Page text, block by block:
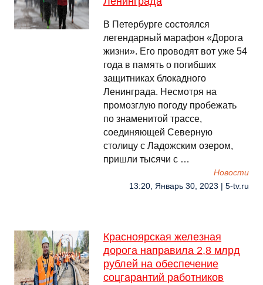
В Петербурге состоялся
легендарный марафон «Дорога
жизни». Его проводят вот уже 54
года в память о погибших
защитниках блокадного
Ленинграда. Несмотря на
промозглую погоду пробежать
по знаменитой трассе,
соединяющей Северную
столицу с Ладожским озером,
пришли тысячи с …
Новости
13:20, Январь 30, 2023 | 5-tv.ru
Красноярская железная
дорога направила 2,8 млрд
рублей на обеспечение
соцгарантий работников